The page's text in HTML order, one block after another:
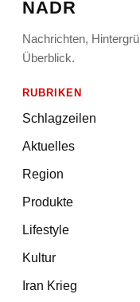
NADR
Nachrichten,
Überblick.
RUBRIKEN
Schlagzeilen
Aktuelles
Region
Produkte
Lifestyle
Kultur
Iran Krieg